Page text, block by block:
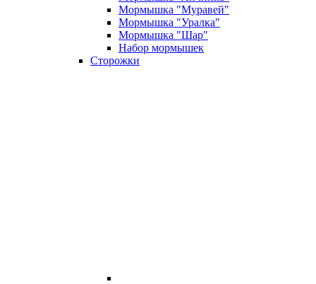
Мормышка "Муравей"
Мормышка "Уралка"
Мормышка "Шар"
Набор мормышек
Сторожки